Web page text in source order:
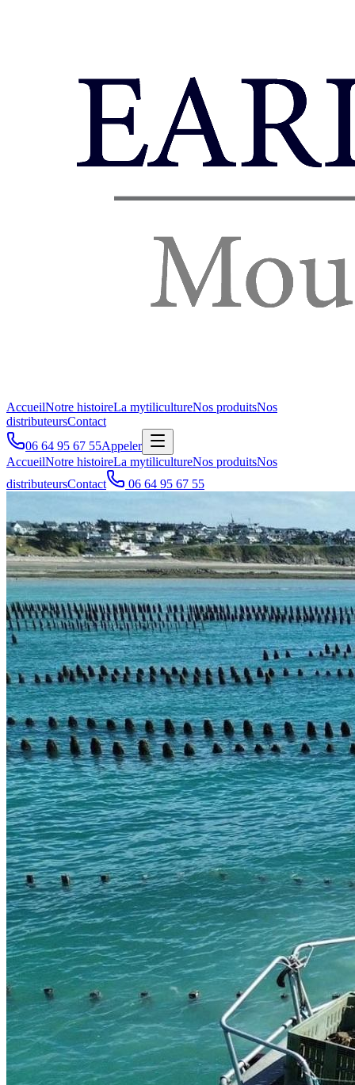
AccueilNotre histoireLa mytilicultureNos produitsNos
distributeursContact
06 64 95 67 55Appeler
AccueilNotre histoireLa mytilicultureNos produitsNos
distributeursContact 06 64 95 67 55